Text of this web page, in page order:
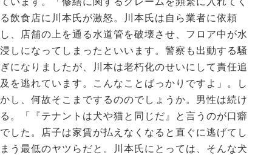
る飲食店に川本氏が激怒。川本氏は自ら業者に依頼
し、店舗の上を通る水道管を破壊させ、フロア中が水
浸しになってしまったといいます。警察も出動する騒
ぎになりましたが、川本は老朽化のせいにして責任追
及を逃れています。こんなことばっかりですよ」。し
かし、何故そこまでするののでしょうか。男性は続け
る。「『テナントは犬や猫と同じだ』と言うのが口癖
でした。店子は家賃が払えなくなると直ぐに逃げてし
まう最低のヤツらだと。川本氏にとっては、そんな犬